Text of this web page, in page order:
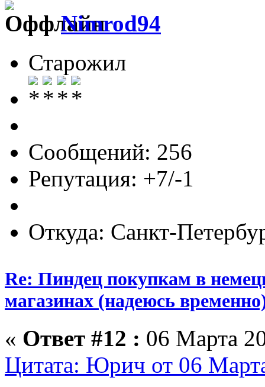
Nimrod94
Старожил
Сообщений: 256
Репутация: +7/-1
Откуда: Санкт-
Re: Пиндец покупкам в
магазинах (надеюсь
« Ответ #12 : 06 Марта
Цитата: Юрич от 06